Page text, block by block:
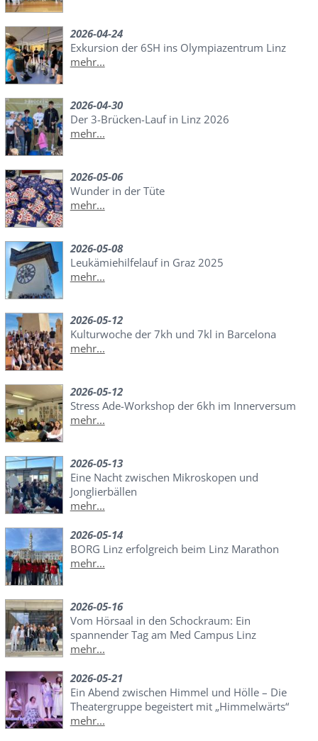
2026-04-24
Exkursion der 6SH ins Olympiazentrum Linz
mehr...
2026-04-30
Der 3-Brücken-Lauf in Linz 2026
mehr...
2026-05-06
Wunder in der Tüte
mehr...
2026-05-08
Leukämiehilfelauf in Graz 2025
mehr...
2026-05-12
Kulturwoche der 7kh und 7kl in Barcelona
mehr...
2026-05-12
Stress Ade-Workshop der 6kh im Innerversum
mehr...
2026-05-13
Eine Nacht zwischen Mikroskopen und
Jonglierbällen
mehr...
2026-05-14
BORG Linz erfolgreich beim Linz Marathon
mehr...
2026-05-16
Vom Hörsaal in den Schockraum: Ein
spannender Tag am Med Campus Linz
mehr...
2026-05-21
Ein Abend zwischen Himmel und Hölle – Die
Theatergruppe begeistert mit „Himmelwärts“
mehr...